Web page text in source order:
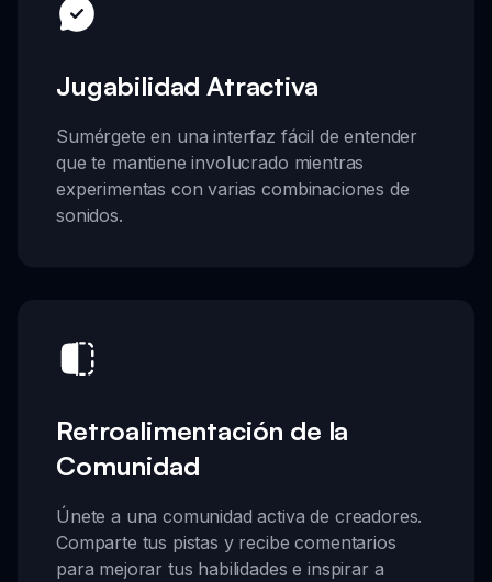
Jugabilidad Atractiva
Sumérgete en una interfaz fácil de entender
que te mantiene involucrado mientras
experimentas con varias combinaciones de
sonidos.
Retroalimentación de la
Comunidad
Únete a una comunidad activa de creadores.
Comparte tus pistas y recibe comentarios
para mejorar tus habilidades e inspirar a